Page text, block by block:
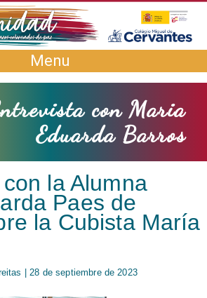
Menu
con Maria
Eduarda Barros
la Alumna
Paes de
la Cubista María
| 28 de septiembre de 2023